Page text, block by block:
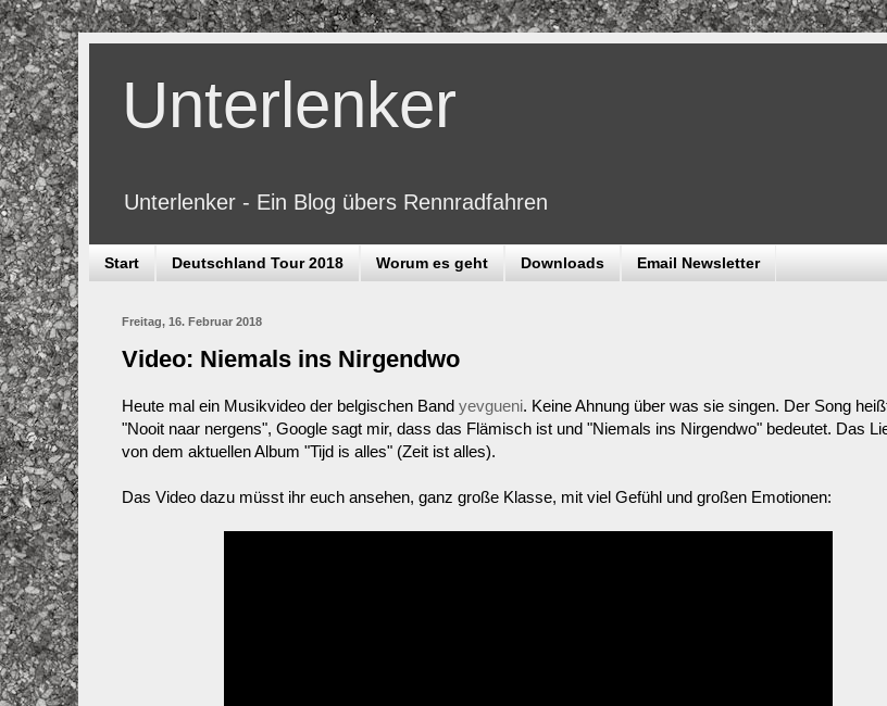
Unterlenker
Unterlenker - Ein Blog übers Rennradfahren
Start Deutschland Tour 2018 Worum es geht Downloads Email Newsletter
Freitag, 16. Februar 2018
Video: Niemals ins Nirgendwo
Heute mal ein Musikvideo der belgischen Band yevgueni. Keine Ahnung über was sie singen. Der Song
"Nooit naar nergens", Google sagt mir, dass das Flämisch ist und "Niemals ins Nirgendwo" bedeutet. Das
von dem aktuellen Album "Tijd is alles" (Zeit ist alles).
Das Video dazu müsst ihr euch ansehen, ganz große Klasse, mit viel Gefühl und großen Emotionen: